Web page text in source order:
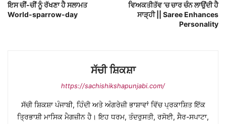
ਇਸ ਚੀਂ-ਚੀਂ ਨੂੰ ਰੱਖਣਾ ਹੈ ਸਲਾਮਤ
World-sparrow-day
ਵਿਅਕਤੀਤੱਵ ’ਚ ਚਾਰ ਚੰਨ ਲਾਉਂਦੀ ਹੈ
ਸਾੜ੍ਹੀ || Saree Enhances
Personality
ਸੱਚੀ ਸ਼ਿਕਸ਼ਾ
https://sachishikshapunjabi.com/
ਸੱਚੀ ਸ਼ਿਕਸ਼ਾ ਪੰਜਾਬੀ, ਹਿੰਦੀ ਅਤੇ ਅੰਗਰੇਜ਼ੀ ਭਾਸ਼ਾਵਾਂ ਵਿੱਚ ਪ੍ਰਕਾਸ਼ਿਤ ਇੱਕ
ਤ੍ਰਿਭਾਸ਼ੀ ਮਾਸਿਕ ਮੈਗਜ਼ੀਨ ਹੈ। ਇਹ ਧਰਮ, ਤੰਦਰੁਸਤੀ, ਰਸੋਈ, ਸੈਰ-ਸਪਾਟਾ,